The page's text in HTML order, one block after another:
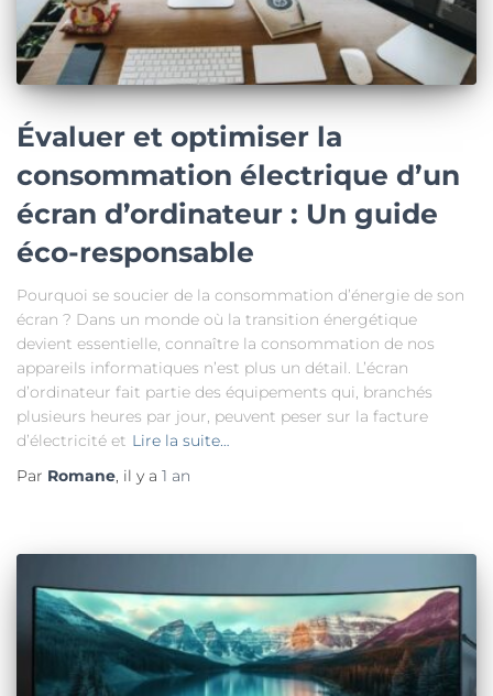
Évaluer et optimiser la
consommation électrique d’un
écran d’ordinateur : Un guide
éco-responsable
Pourquoi se soucier de la consommation d’énergie de son
écran ? Dans un monde où la transition énergétique
devient essentielle, connaître la consommation de nos
appareils informatiques n’est plus un détail. L’écran
d’ordinateur fait partie des équipements qui, branchés
plusieurs heures par jour, peuvent peser sur la facture
d’électricité et Lire la suite…
Par Romane, il y a 1 an